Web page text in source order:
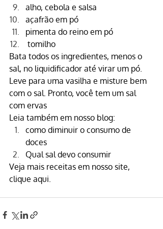
alho, cebola e salsa
açafrão em pó
pimenta do reino em pó
tomilho
Bata todos os ingredientes, menos o
sal, no liquidificador até virar um pó.
Leve para uma vasilha e misture bem
com o sal. Pronto, você tem um sal
com ervas
Leia também em nosso blog:
como diminuir o consumo de
doces
Qual sal devo consumir
Veja mais receitas em nosso site,
clique aqui.